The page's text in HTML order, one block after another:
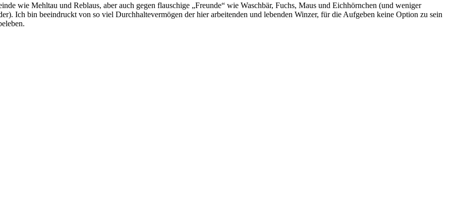
wie Mehltau und Reblaus, aber auch gegen flauschige „Freunde“ wie Waschbär, Fuchs, Maus und Eichhörnchen (und weniger
Ich bin beeindruckt von so viel Durchhaltevermögen der hier arbeitenden und lebenden Winzer, für die Aufgeben keine Option zu sein